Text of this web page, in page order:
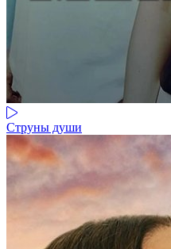
Струны души